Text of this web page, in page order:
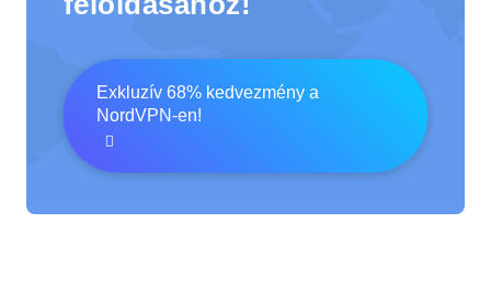
Exkluzív 68% kedvezmény a
NordVPN-en!